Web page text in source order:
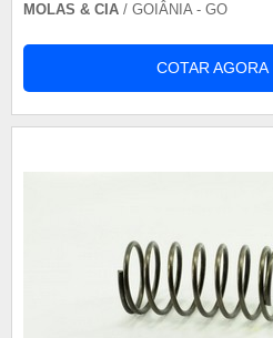
MOLAS & CIA / GOIÂNIA - GO
COTAR AGORA